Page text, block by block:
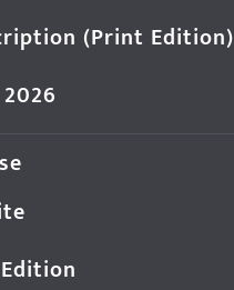
(Print Edition)